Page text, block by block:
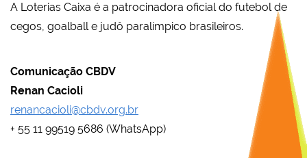
A Loterias Caixa é a patrocinadora oficial do futebol de
cegos, goalball e judô paralímpico brasileiros.
Comunicação CBDV
Renan Cacioli
renancacioli@cbdv.org.br
+ 55 11 99519 5686 (WhatsApp)